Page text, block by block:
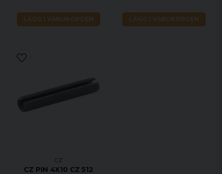
LÄGG I VARUKORGEN LÄGG I VARUKORGEN
CZ
CZ PIN 4X10 CZ 512